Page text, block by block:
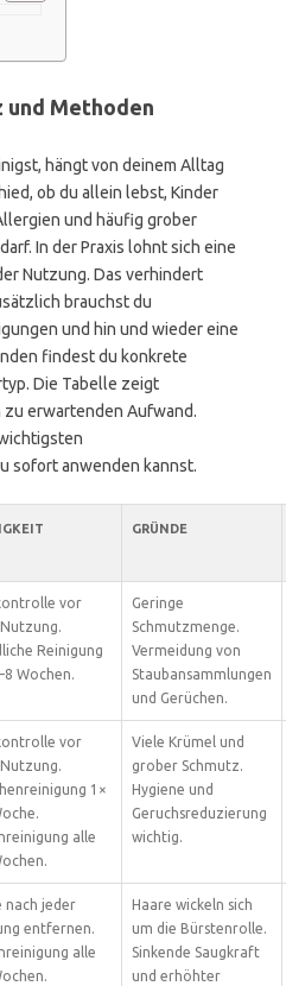
und Methoden
hängt von deinem Alltag
ob du allein lebst, Kinder
und häufig grober
In der Praxis lohnt sich eine
Nutzung. Das verhindert
brauchst du
und hin und wieder eine
findest du konkrete
Die Tabelle zeigt
zu erwartenden Aufwand.
sofort anwenden kannst.
GRÜNDE
vor
Reinigung
Wochen.
Geringe
Schmutzmenge.
Vermeidung von
Staubansammlungen
und Gerüchen.
vor
1×
alle
Viele Krümel und
grober Schmutz.
Hygiene und
Geruchsreduzierung
wichtig.
nach jeder
entfernen.
alle
Haare wickeln sich
um die Bürstenrolle.
Sinkende Saugkraft
und erhöhter